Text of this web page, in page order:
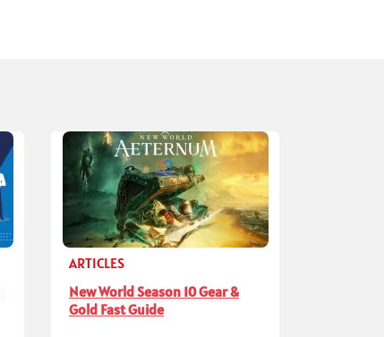
ARTICLES
New World Season 10 Gear &
Gold Fast Guide